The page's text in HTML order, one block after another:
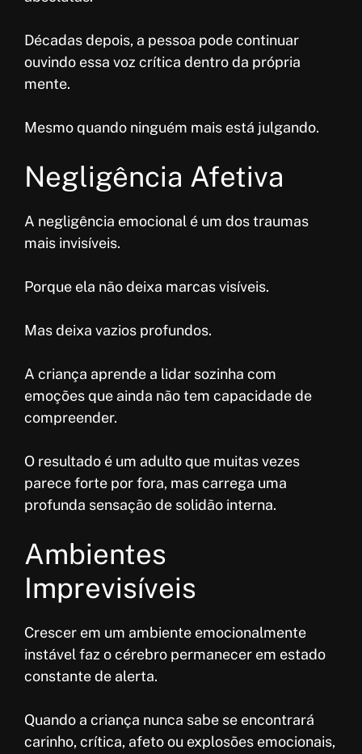
Décadas depois, a pessoa pode continuar
ouvindo essa voz crítica dentro da própria
mente.
Mesmo quando ninguém mais está julgando.
Negligência Afetiva
A negligência emocional é um dos traumas
mais invisíveis.
Porque ela não deixa marcas visíveis.
Mas deixa vazios profundos.
A criança aprende a lidar sozinha com
emoções que ainda não tem capacidade de
compreender.
O resultado é um adulto que muitas vezes
parece forte por fora, mas carrega uma
profunda sensação de solidão interna.
Ambientes
Imprevisíveis
Crescer em um ambiente emocionalmente
instável faz o cérebro permanecer em estado
constante de alerta.
Quando a criança nunca sabe se encontrará
carinho, crítica, afeto ou explosões emocionais,